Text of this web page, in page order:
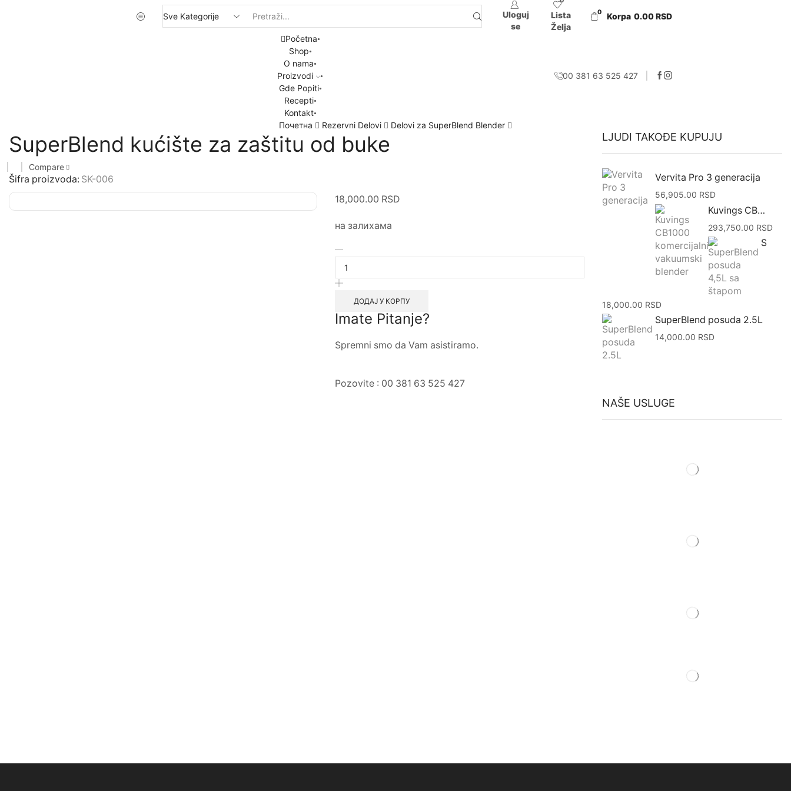
Uloguj
se
Lista
Želja
0 Korpa 0.00RSD
Početna
Shop
O nama
Proizvodi
Gde Popiti
Recepti
Kontakt
00 381 63 525 427
Почетна Rezervni Delovi Delovi za SuperBlend Blender
SuperBlend kućište za zaštitu od buke
Compare
Šifra proizvoda: SK-006
18,000.00 RSD
на залихама
ДОДАЈ У КОРПУ
Imate Pitanje?
Spremni smo da Vam asistiramo.
Pozovite : 00 381 63 525 427
LJUDI TAKOĐE KUPUJU
Vervita Pro 3 generacija
56,905.00 RSD
Kuvings CB1000 komercijalni vakuumski blender
293,750.00 RSD
18,000.00 RSD
SuperBlend posuda 2.5L
14,000.00 RSD
NAŠE USLUGE